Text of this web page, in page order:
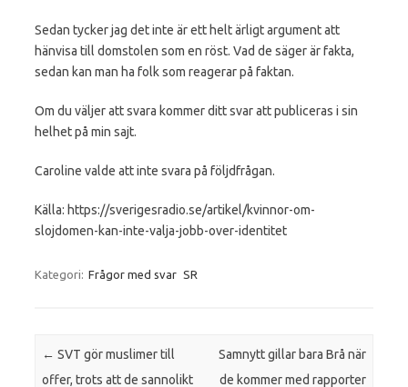
Sedan tycker jag det inte är ett helt ärligt argument att
hänvisa till domstolen som en röst. Vad de säger är fakta,
sedan kan man ha folk som reagerar på faktan.
Om du väljer att svara kommer ditt svar att publiceras i sin
helhet på min sajt.
Caroline valde att inte svara på följdfrågan.
Källa: https://sverigesradio.se/artikel/kvinnor-om-
slojdomen-kan-inte-valja-jobb-over-identitet
Kategori: Frågor med svar SR
Inläggsnavigering
← SVT gör muslimer till
offer, trots att de sannolikt
Samnytt gillar bara Brå när
de kommer med rapporter